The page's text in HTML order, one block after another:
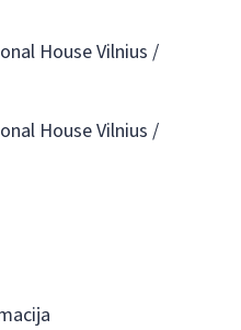
House Vilnius /
House Vilnius /